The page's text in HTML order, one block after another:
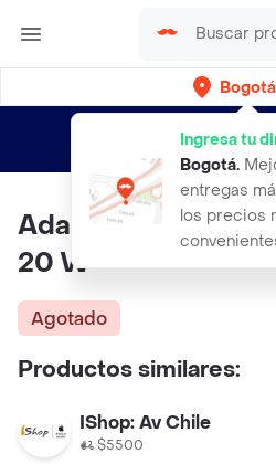
Bogotá
Ingresa tu
Bogotá.
entregas
los precios
envíos gratis por
Adaptador De
20 W
Agotado
Productos similares:
IShop: Av Chile
$5500